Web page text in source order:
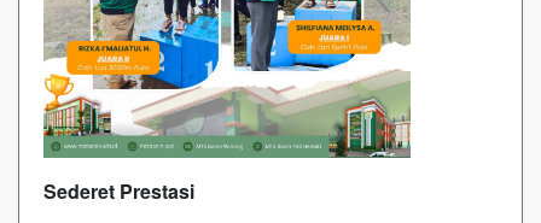
Sederet Prestasi